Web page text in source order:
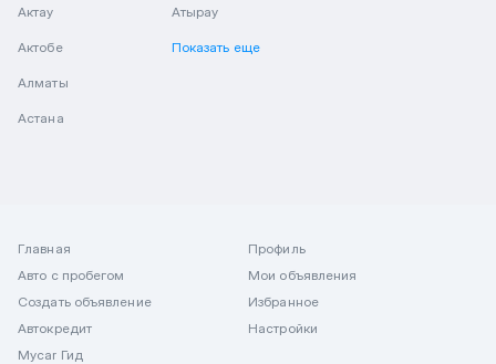
Актау
Актобе
Алматы
Астана
Атырау
Показать еще
Главная
Авто с пробегом
Создать объявление
Автокредит
Mycar Гид
Профиль
Мои объявления
Избранное
Настройки